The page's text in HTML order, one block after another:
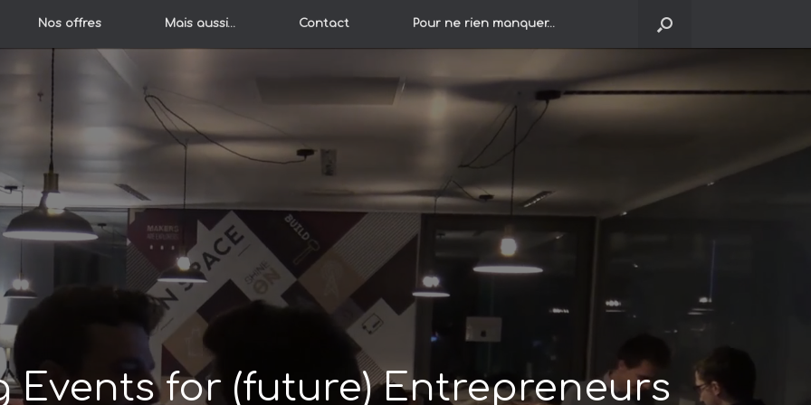
Nos offres Mais aussi… Contact Pour ne rien manquer…
Events for (future) Entrepreneurs